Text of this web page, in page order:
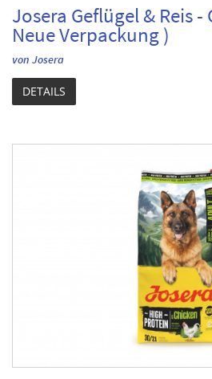
Josera Geflügel & Reis
Neue Verpackung )
von Josera
DETAILS